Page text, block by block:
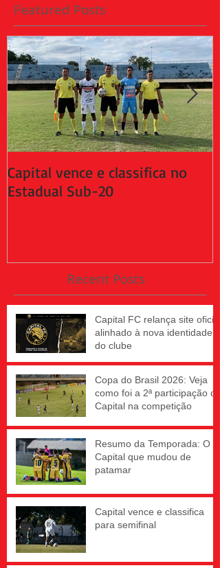
Featured Posts
Capital vence e classifica no
Estadual Sub-20
Recent Posts
Capital FC relança site oficial
alinhado à nova identidade
do clube
Copa do Brasil 2026: Veja
como foi a 2ª participação do
Capital na competição
Resumo da Temporada: O
Capital que mudou de
patamar
Capital vence e classifica
para semifinal